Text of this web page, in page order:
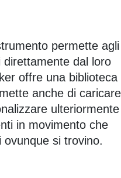
permette agli
dal loro
offre una biblioteca
anche di caricare
ulteriormente
in movimento che
si trovino.